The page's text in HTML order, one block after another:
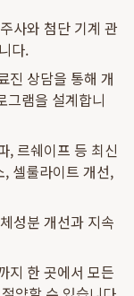
사와 첨단 기계 관
다.
진 상담을 통해 개
그램을 설계합니
, 르쉐이프 등 최신
셀룰라이트 개선,
성분 개선과 지속
지 한 곳에서 모든